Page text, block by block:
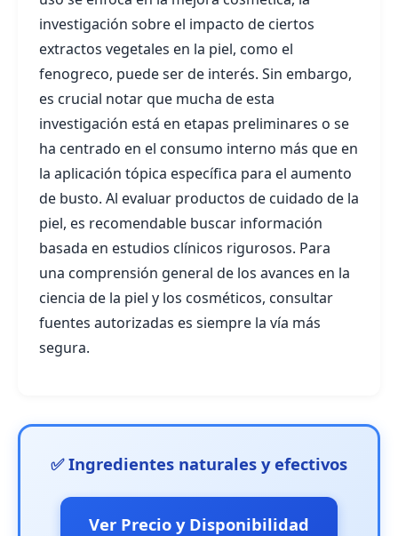
investigación sobre el impacto de ciertos
extractos vegetales en la piel, como el
fenogreco, puede ser de interés. Sin embargo,
es crucial notar que mucha de esta
investigación está en etapas preliminares o se
ha centrado en el consumo interno más que en
la aplicación tópica específica para el aumento
de busto. Al evaluar productos de cuidado de la
piel, es recomendable buscar información
basada en estudios clínicos rigurosos. Para
una comprensión general de los avances en la
ciencia de la piel y los cosméticos, consultar
fuentes autorizadas es siempre la vía más
segura.
✅ Ingredientes naturales y efectivos
Ver Precio y Disponibilidad